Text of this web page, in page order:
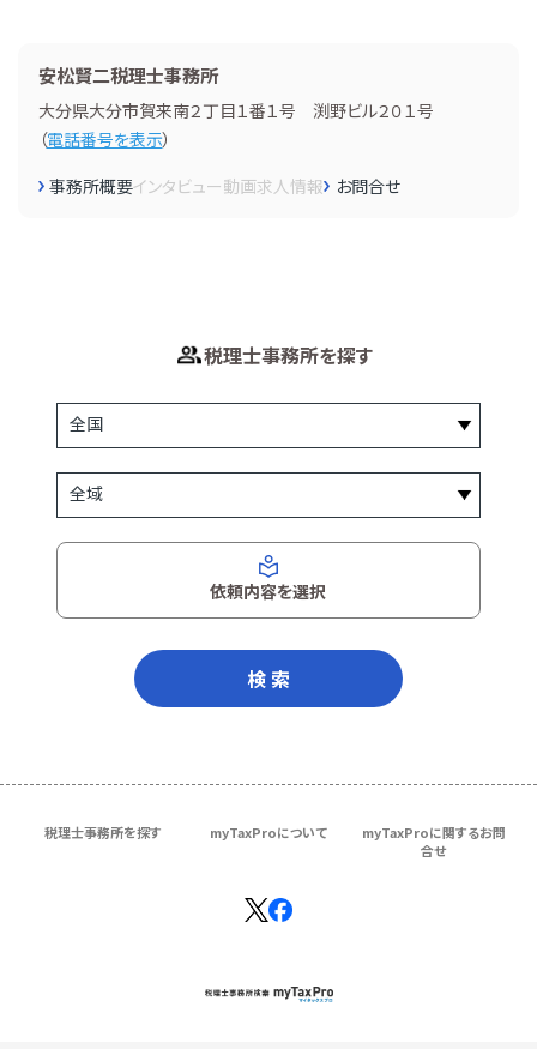
安松賢二税理士事務所
大分県大分市賀来南２丁目１番１号 渕野ビル２０１号
（電話番号を表示）
事務所概要インタビュー動画求人情報 お問合せ
税理士事務所を探す
依頼内容を選択
検 索
税理士事務所を探す myTaxProについて
myTaxProに関するお問
合せ